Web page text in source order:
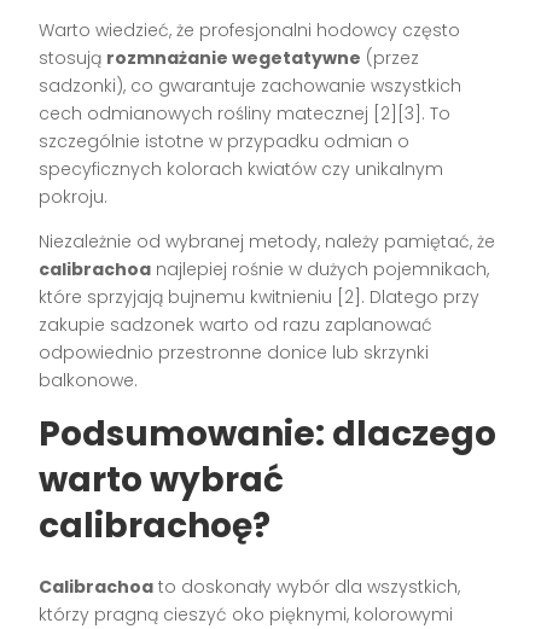
Warto wiedzieć, że profesjonalni hodowcy często
stosują rozmnażanie wegetatywne (przez
sadzonki), co gwarantuje zachowanie wszystkich
cech odmianowych rośliny matecznej [2][3]. To
szczególnie istotne w przypadku odmian o
specyficznych kolorach kwiatów czy unikalnym
pokroju.
Niezależnie od wybranej metody, należy pamiętać, że
calibrachoa najlepiej rośnie w dużych pojemnikach,
które sprzyjają bujnemu kwitnieniu [2]. Dlatego przy
zakupie sadzonek warto od razu zaplanować
odpowiednio przestronne donice lub skrzynki
balkonowe.
Podsumowanie: dlaczego
warto wybrać
calibrachoę?
Calibrachoa to doskonały wybór dla wszystkich,
którzy pragną cieszyć oko pięknymi, kolorowymi